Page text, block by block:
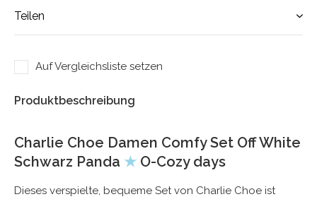
Teilen
Auf Vergleichsliste setzen
Produktbeschreibung
Charlie Choe Damen Comfy Set Off White
Schwarz Panda ★ O-Cozy days
Dieses verspielte, bequeme Set von Charlie Choe ist